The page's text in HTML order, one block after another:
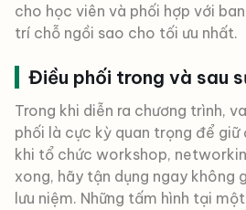
cho học viên và phối hợp với
trí chỗ ngồi sao cho tối ưu nhất.
Điều phối trong và sau
Trong khi diễn ra chương trình,
phối là cực kỳ quan trọng để giữ
khi tổ chức workshop,
xong, hãy tận dụng ngay không
lưu niệm. Những tấm hình tại